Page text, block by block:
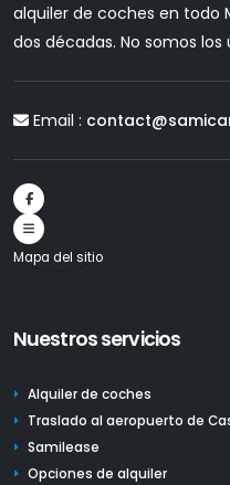
alquiler de coches en todo
dos décadas. No somos los
Email :
Mapa del sitio
Nuestros servicios
Alquiler de coches
Traslado al aeropuerto de
Samilease
Opciones de alquiler